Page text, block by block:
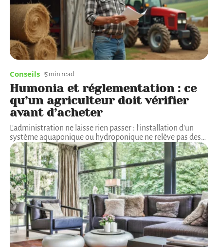
Conseils 5 min read
Humonia et réglementation : ce
qu’un agriculteur doit vérifier
avant d’acheter
L'administration ne laisse rien passer : l'installation d'un
système aquaponique ou hydroponique ne relève pas des…